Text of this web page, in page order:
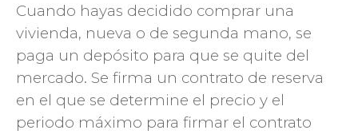
Cuando hayas decidido comprar una
vivienda, nueva o de segunda mano, se
paga un depósito para que se quite del
mercado. Se firma un contrato de reserva
en el que se determine el precio y el
periodo máximo para firmar el contrato